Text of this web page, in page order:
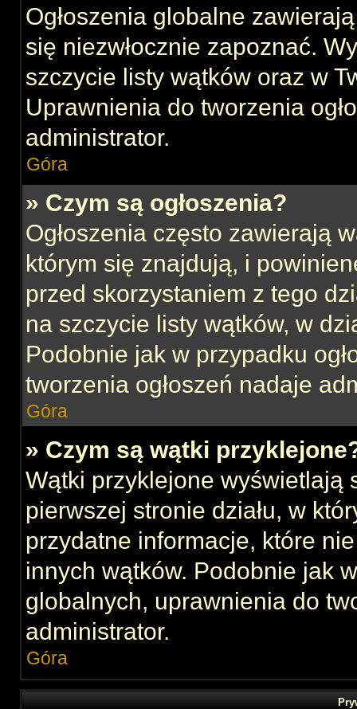
Ogłoszenia globalne
się niezwłocznie zapoznać.
szczycie listy wątków oraz w
Uprawnienia do tworzenia
administrator.
Góra
» Czym są ogłoszenia?
Ogłoszenia często zawierają
którym się znajdują, i
przed skorzystaniem z tego
na szczycie listy wątków, w
Podobnie jak w przypadku
tworzenia ogłoszeń nadaje
Góra
» Czym są wątki
Wątki przyklejone wyświetlają
pierwszej stronie działu, w
przydatne informacje, które
innych wątków. Podobnie jak
globalnych, uprawnienia do
administrator.
Góra